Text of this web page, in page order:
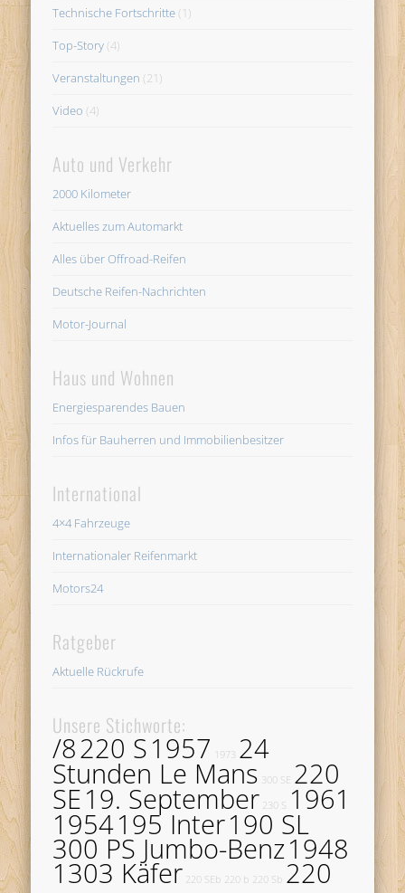
Technische Fortschritte (1)
Top-Story (4)
Veranstaltungen (21)
Video (4)
Auto und Verkehr
2000 Kilometer
Aktuelles zum Automarkt
Alles über Offroad-Reifen
Deutsche Reifen-Nachrichten
Motor-Journal
Haus und Wohnen
Energiesparendes Bauen
Infos für Bauherren und Immobilienbesitzer
International
4×4 Fahrzeuge
Internationaler Reifenmarkt
Motors24
Ratgeber
Aktuelle Rückrufe
Unsere Stichworte:
/8220 S1957 1973 24
Stunden Le Mans 300 SE 220
SE19. September 230 S 1961
1954195 Inter190 SL
300 PS Jumbo-Benz1948
1303 Käfer 220 SEb 220 b 220 Sb 220